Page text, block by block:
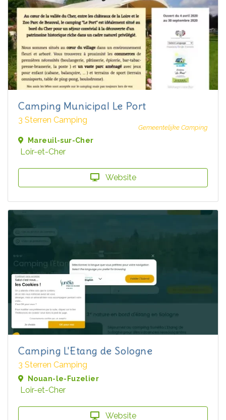
Camping Municipal Le Port
3 Sterren Camping
Gemeentelijke Camping
Mareuil-sur-Cher
Loir-et-Cher
Website
Camping L'Etang de Sologne
3 Sterren Camping
Nouan-le-Fuzelier
Loir-et-Cher
Website